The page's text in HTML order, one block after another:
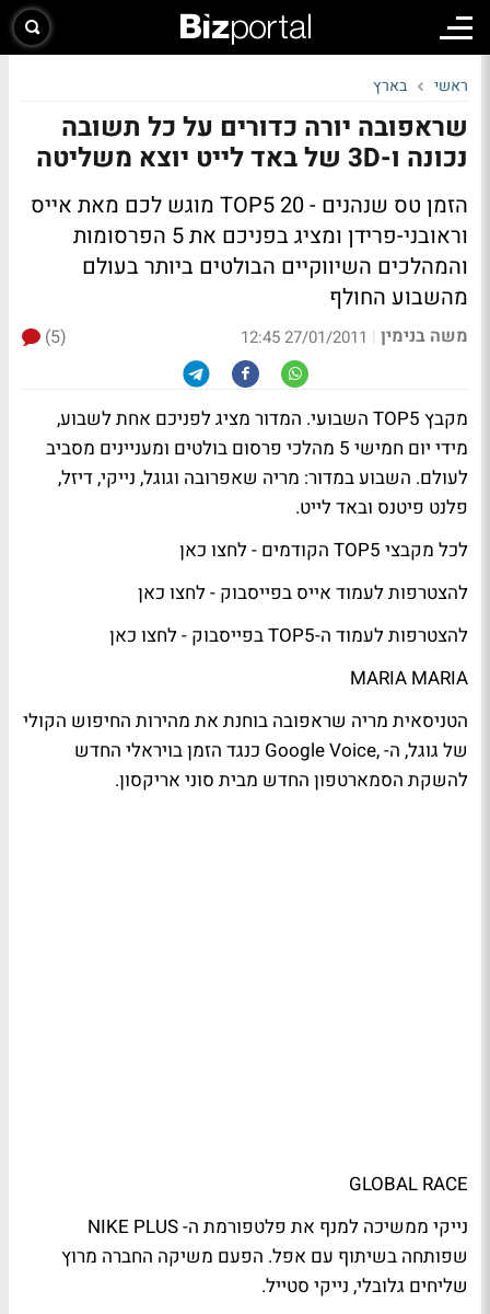
ראשי בארץ
שראפובה יורה כדורים על כל תשובה
נכונה ו-3D של באד לייט יוצא משליטה
הזמן טס שנהנים - TOP5 20 מוגש לכם מאת אייס
וראובני-פרידן ומציג בפניכם את 5 הפרסומות
והמהלכים השיווקיים הבולטים ביותר בעולם
מהשבוע החולף
משה בנימין |
27/01/2011 12:45
(5)
מקבץ TOP5 השבועי. המדור מציג לפניכם אחת לשבוע,
מידי יום חמישי 5 מהלכי פרסום בולטים ומעניינים מסביב
לעולם. השבוע במדור: מריה שאפרובה וגוגל, נייקי, דיזל,
פלנט פיטנס ובאד לייט.
לכל מקבצי TOP5 הקודמים -
לחצו כאן
להצטרפות לעמוד אייס בפייסבוק -לחצו כאן
להצטרפות לעמוד ה-TOP5 בפייסבוק -
לחצו כאן
MARIA MARIA
הטניסאית מריה שראפובה בוחנת את מהירות החיפוש הקולי
של גוגל, ה- ,Google Voice כנגד הזמן בויראלי החדש
להשקת הסמארטפון החדש מבית סוני אריקסון.
GLOBAL RACE
נייקי ממשיכה למנף את פלטפורמת ה- NIKE PLUS
שפותחה בשיתוף עם אפל. הפעם משיקה החברה מרוץ
שליחים גלובלי, נייקי סטייל.